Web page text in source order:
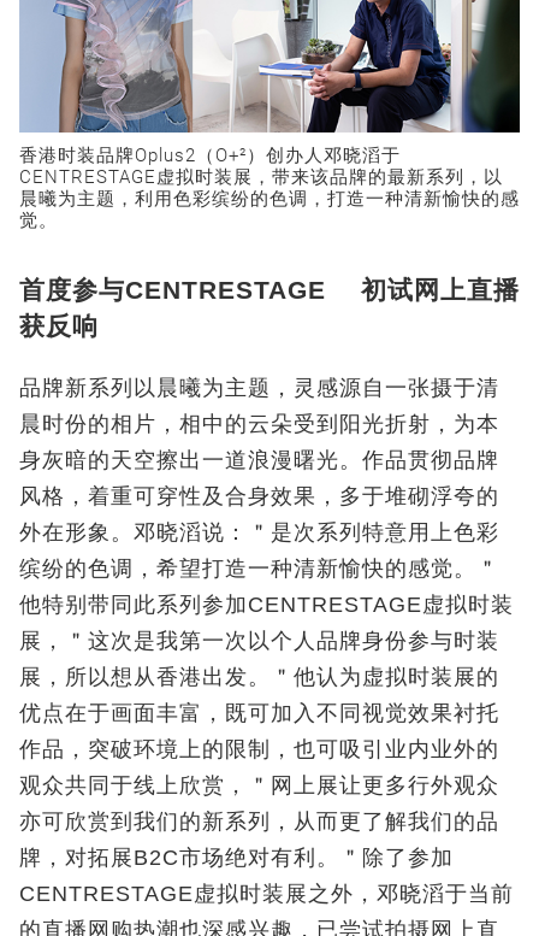
香港时装品牌Oplus2（O+²）创办人邓晓滔于
CENTRESTAGE虚拟时装展，带来该品牌的最新系列，以
晨曦为主题，利用色彩缤纷的色调，打造一种清新愉快的感
觉。
首度参与CENTRESTAGE 初试网上直播
获反响
品牌新系列以晨曦为主题，灵感源自一张摄于清
晨时份的相片，相中的云朵受到阳光折射，为本
身灰暗的天空擦出一道浪漫曙光。作品贯彻品牌
风格，着重可穿性及合身效果，多于堆砌浮夸的
外在形象。邓晓滔说：＂是次系列特意用上色彩
缤纷的色调，希望打造一种清新愉快的感觉。＂
他特别带同此系列参加CENTRESTAGE虚拟时装
展，＂这次是我第一次以个人品牌身份参与时装
展，所以想从香港出发。＂他认为虚拟时装展的
优点在于画面丰富，既可加入不同视觉效果衬托
作品，突破环境上的限制，也可吸引业内业外的
观众共同于线上欣赏，＂网上展让更多行外观众
亦可欣赏到我们的新系列，从而更了解我们的品
牌，对拓展B2C市场绝对有利。＂除了参加
CENTRESTAGE虚拟时装展之外，邓晓滔于当前
的直播网购热潮也深感兴趣，已尝试拍摄网上直